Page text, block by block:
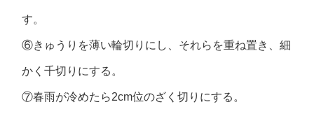
す。
⑥きゅうりを薄い輪切りにし、それらを重ね置き、細
かく千切りにする。
⑦春雨が冷めたら2cm位のざく切りにする。